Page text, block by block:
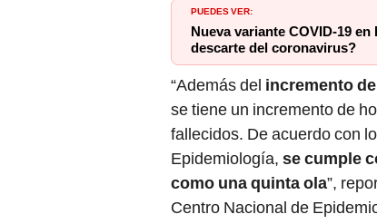
PUEDES VER:
Nueva variante COVID-19
descarte del coronavirus?
“Además del incremento
se tiene un incremento de
fallecidos. De acuerdo con
Epidemiología, se cumple
como una quinta ola”,
Centro Nacional de